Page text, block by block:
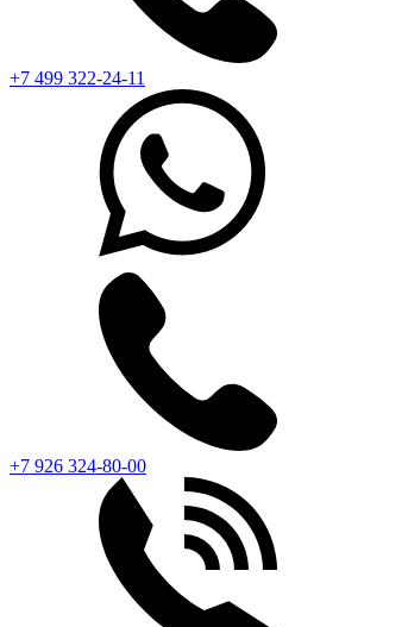
+7 499 322-24-11
+7 926 324-80-00